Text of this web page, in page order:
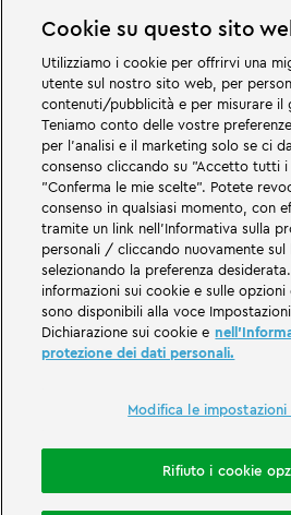
Grandi cose vi aspettano nei mondi
per famiglie LEGOLAND in Germania.
tanto divertimento LEGO®! LEGOLAND in
famiglie con bambini di età compresa tra i
LEGOLAND si trova vicino a Günzburg, in
uno dei parchi di divertimento più grandi
conosciuti e popolari della Germania. Il
unica per adulti e bambini, con le sue 68
LEGOLAND Resort comprende anche un
campeggio o persino dentro ai barili.
LEGO, the LEGO logo, the Brick and Knob
DUPLO, FRIENDS, MINDSTORMS, NINJAGO
The LEGO Group. ©2026 The LEGO Group.
Cookie su questo sito
Utilizziamo i cookie per offrirvi una
utente sul nostro sito web, per
contenuti/pubblicità e per misurare il
Teniamo conto delle vostre
per l'analisi e il marketing solo se ci
consenso cliccando su "Accetto tutti
"Conferma le mie scelte". Potete
consenso in qualsiasi momento, con
tramite un link nell'Informativa sulla
personali / cliccando nuovamente sul
selezionando la preferenza
informazioni sui cookie e sulle opzioni
sono disponibili alla voce
Dichiarazione sui cookie e
protezione dei dati personali.
Modifica le
Rifiuto i cookie